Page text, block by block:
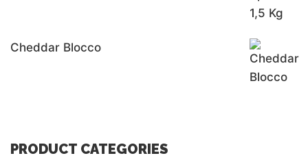
Cheddar Blocco
PRODUCT CATEGORIES